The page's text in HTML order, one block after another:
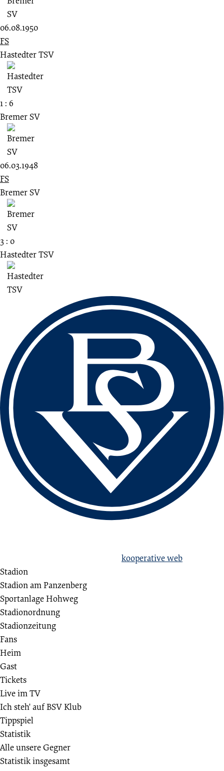
06.08.1950
FS
Hastedter TSV
1 : 6
Bremer SV
06.03.1948
FS
Bremer SV
3 : 0
Hastedter TSV
kooperative web
Stadion
Stadion am Panzenberg
Sportanlage Hohweg
Stadionordnung
Stadionzeitung
Fans
Heim
Gast
Tickets
Live im TV
Ich steh' auf BSV Klub
Tippspiel
Statistik
Alle unsere Gegner
Statistik insgesamt